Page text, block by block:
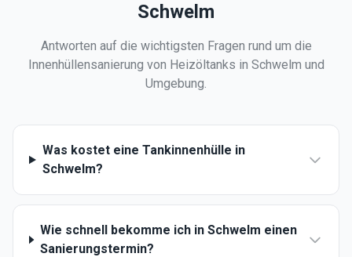
Schwelm
Antworten auf die wichtigsten Fragen rund um die
Innenhüllensanierung von Heizöltanks in Schwelm und
Umgebung.
Was kostet eine Tankinnenhülle in
Schwelm?
Wie schnell bekomme ich in Schwelm einen
Sanierungstermin?